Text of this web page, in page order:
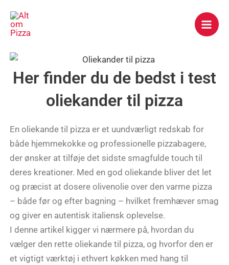
indholdet
Her finder du de bedst i test
oliekander til pizza
En oliekande til pizza er et uundværligt redskab for
både hjemmekokke og professionelle pizzabagere,
der ønsker at tilføje det sidste smagfulde touch til
deres kreationer. Med en god oliekande bliver det let
og præcist at dosere olivenolie over den varme pizza
– både før og efter bagning – hvilket fremhæver smag
og giver en autentisk italiensk oplevelse.
I denne artikel kigger vi nærmere på, hvordan du
vælger den rette oliekande til pizza, og hvorfor den er
et vigtigt værktøj i ethvert køkken med hang til